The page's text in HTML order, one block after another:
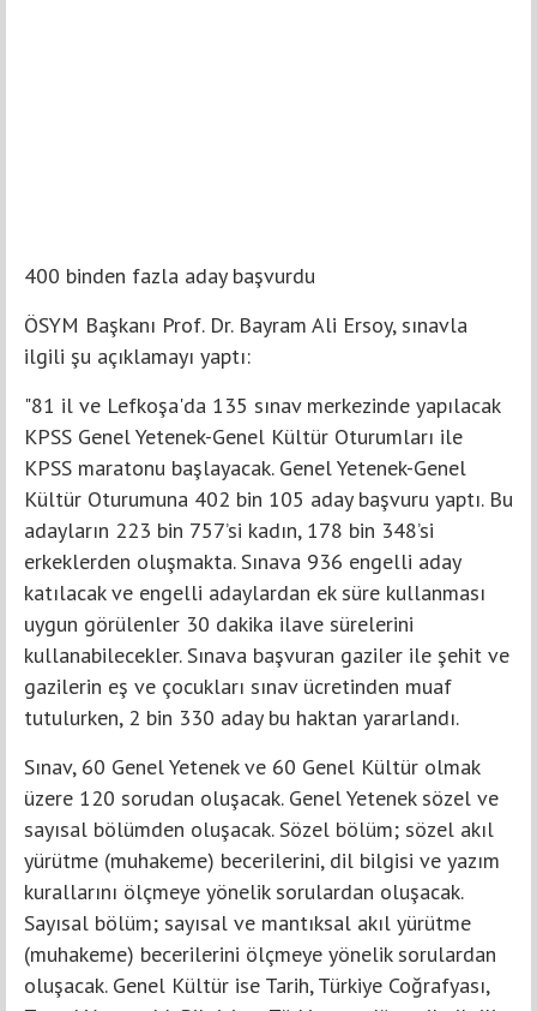
400 binden fazla aday başvurdu
ÖSYM Başkanı Prof. Dr. Bayram Ali Ersoy, sınavla
ilgili şu açıklamayı yaptı:
"81 il ve Lefkoşa'da 135 sınav merkezinde yapılacak
KPSS Genel Yetenek-Genel Kültür Oturumları ile
KPSS maratonu başlayacak. Genel Yetenek-Genel
Kültür Oturumuna 402 bin 105 aday başvuru yaptı. Bu
adayların 223 bin 757’si kadın, 178 bin 348’si
erkeklerden oluşmakta. Sınava 936 engelli aday
katılacak ve engelli adaylardan ek süre kullanması
uygun görülenler 30 dakika ilave sürelerini
kullanabilecekler. Sınava başvuran gaziler ile şehit ve
gazilerin eş ve çocukları sınav ücretinden muaf
tutulurken, 2 bin 330 aday bu haktan yararlandı.
Sınav, 60 Genel Yetenek ve 60 Genel Kültür olmak
üzere 120 sorudan oluşacak. Genel Yetenek sözel ve
sayısal bölümden oluşacak. Sözel bölüm; sözel akıl
yürütme (muhakeme) becerilerini, dil bilgisi ve yazım
kurallarını ölçmeye yönelik sorulardan oluşacak.
Sayısal bölüm; sayısal ve mantıksal akıl yürütme
(muhakeme) becerilerini ölçmeye yönelik sorulardan
oluşacak. Genel Kültür ise Tarih, Türkiye Coğrafyası,